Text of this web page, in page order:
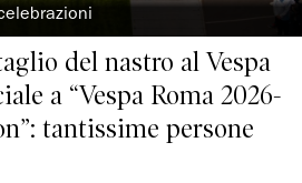
del nastro al Vespa
a “Vespa Roma 2026-
tantissime persone